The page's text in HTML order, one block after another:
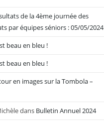
de la 4ème journée des
par équipes séniors : 05/05/2024
beau en bleu !
beau en bleu !
en images sur la Tombola –
dans Bulletin Annuel 2024